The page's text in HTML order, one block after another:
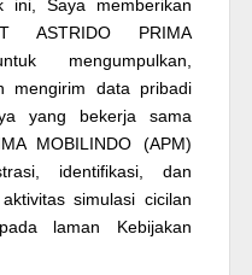
ini, Saya memberikan
ASTRIDO PRIMA
mengumpulkan,
mengirim data pribadi
yang bekerja sama
MOBILINDO (APM)
identifikasi, dan
simulasi cicilan
laman Kebijakan